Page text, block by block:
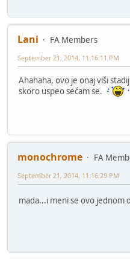
Lani
FA Members
September 21, 2014, 11:16:11 PM
Ahahaha, ovo je onaj viši
skoro uspeo sećam se.
monochrome
FA
September 21, 2014, 11:16:29 PM
mada...i meni se ovo jednom